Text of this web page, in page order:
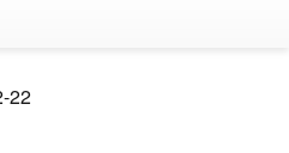
22